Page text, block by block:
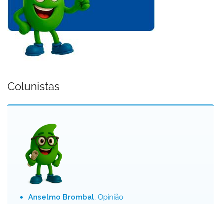
Colunistas
Anselmo Brombal, Opinião